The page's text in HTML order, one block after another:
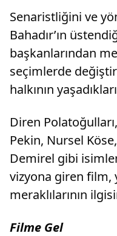
Senaristliğini ve
Bahadır’ın
başkanlarından
seçimlerde
halkının
Diren
Pekin, Nursel
Demirel gibi
vizyona giren film,
meraklılarının
Filme Gel